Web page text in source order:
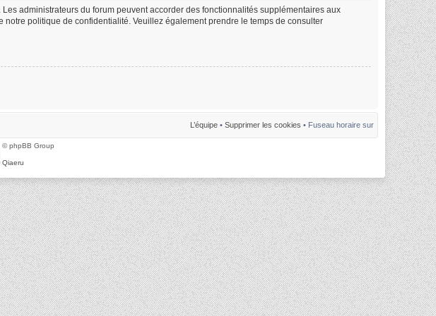
administrateurs du forum peuvent accorder des fonctionnalités supplémentaires aux
politique de confidentialité. Veuillez également prendre le temps de consulter
L’équipe • Supprimer les cookies • Fuseau horaire sur
© phpBB Group
Qiaeru